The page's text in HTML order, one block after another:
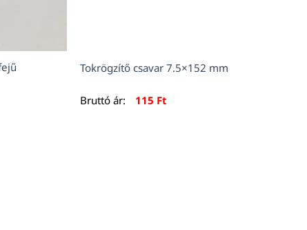
Tokrögzítő csavar 7.5×152 mm
Bruttó ár: 115 Ft